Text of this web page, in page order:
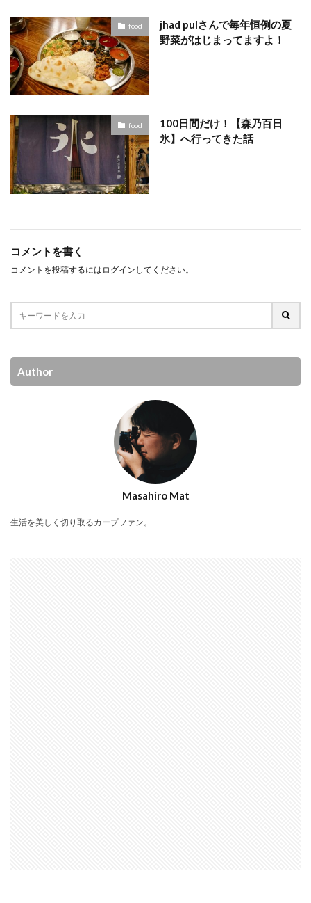
food
jhad pulさんで毎年恒例の夏
野菜がはじまってますよ！
food
100日間だけ！【森乃百日
氷】へ行ってきた話
コメントを書く
コメントを投稿するには ログイン してください。
Author
Masahiro Mat
生活を美しく切り取るカープファン。